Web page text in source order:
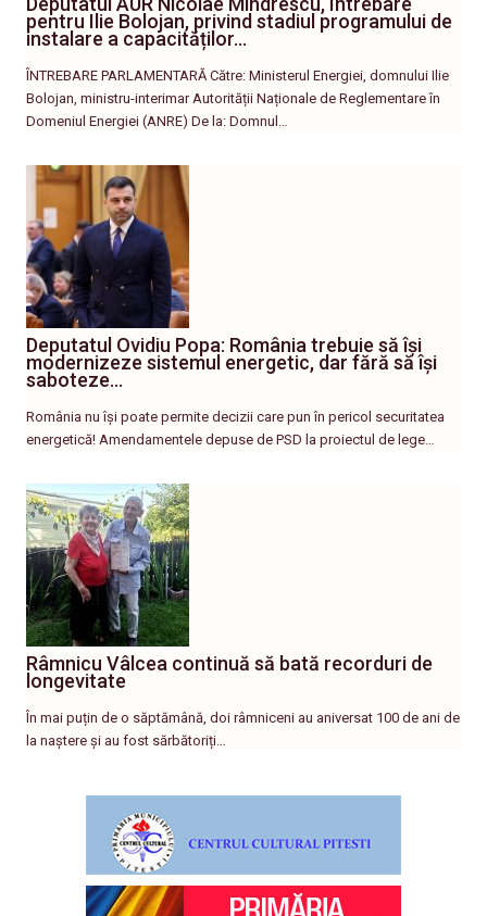
pentru Ilie Bolojan, privind stadiul programului de
instalare a capacităților…
ÎNTREBARE PARLAMENTARĂ Către: Ministerul Energiei, domnului Ilie
Bolojan, ministru-interimar Autorității Naționale de Reglementare în
Domeniul Energiei (ANRE) De la: Domnul…
Deputatul Ovidiu Popa: România trebuie să își
modernizeze sistemul energetic, dar fără să își
saboteze…
România nu își poate permite decizii care pun în pericol securitatea
energetică! Amendamentele depuse de PSD la proiectul de lege…
Râmnicu Vâlcea continuă să bată recorduri de
longevitate
În mai puțin de o săptămână, doi râmniceni au aniversat 100 de ani de
la naștere și au fost sărbătoriți…